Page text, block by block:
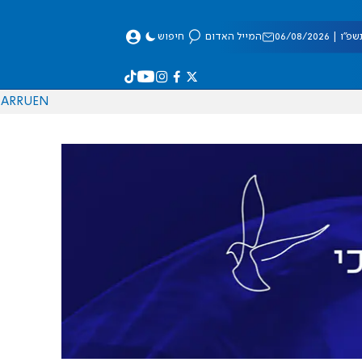
08/2026 המייל האדום חיפוש
EN
RU
AR